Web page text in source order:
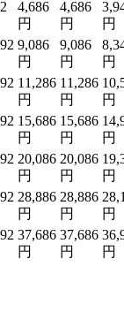
4,686
円
4,686
円
円
9,086
円
9,086
円
円
11,286
円
11,286
円
円
15,686
円
15,686
円
円
20,086
円
20,086
円
円
28,886
円
28,886
円
円
37,686
円
37,686
円
円